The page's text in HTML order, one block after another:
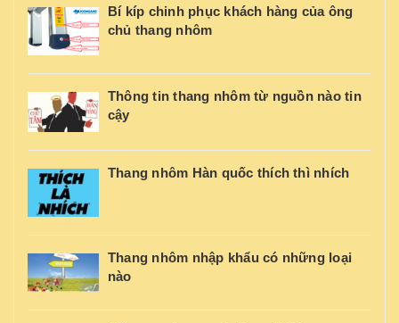
Bí kíp chinh phục khách hàng của ông
chủ thang nhôm
Thông tin thang nhôm từ nguồn nào tin
cậy
Thang nhôm Hàn quốc thích thì nhích
Thang nhôm nhập khẩu có những loại
nào